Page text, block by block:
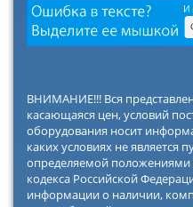
ВНИМАНИЕ!!! Вся
касающаяся цен, условий
оборудования носит
каких условиях не является
определяемой положениями
кодекса Российской
информации о наличии,